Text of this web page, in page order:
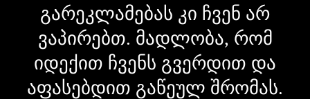
გარეკლამებას კი ჩვენ არ
ვაპირებთ. მადლობა, რომ
იდექით ჩვენს გვერდით და
აფასებდით გაწეულ შრომას.